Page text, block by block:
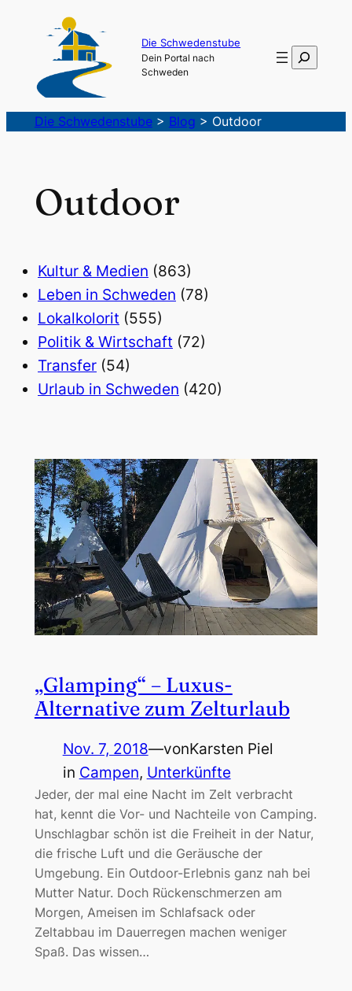
Die Schwedenstube
Dein Portal nach
Schweden
Suchen
Die Schwedenstube> Blog > Outdoor
Outdoor
Kultur & Medien (863)
Leben in Schweden (78)
Lokalkolorit (555)
Politik & Wirtschaft (72)
Transfer (54)
Urlaub in Schweden (420)
„Glamping“ – Luxus-
Alternative zum Zelturlaub
Nov. 7, 2018—vonKarsten Piel
in Campen, Unterkünfte
Jeder, der mal eine Nacht im Zelt verbracht
hat, kennt die Vor- und Nachteile von Camping.
Unschlagbar schön ist die Freiheit in der Natur,
die frische Luft und die Geräusche der
Umgebung. Ein Outdoor-Erlebnis ganz nah bei
Mutter Natur. Doch Rückenschmerzen am
Morgen, Ameisen im Schlafsack oder
Zeltabbau im Dauerregen machen weniger
Spaß. Das wissen…